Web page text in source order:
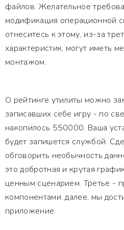
файлов. Желательное
модификация операционной
отнеситесь к этому, из-за
характеристик, могут иметь
монтажом.
О рейтинге утилиты можно
записавших себе игру - по
накопилось 550000. Ваша
будет запишется службой.
обговорить необычность
это добротная и крутая
ценным сценарием. Третье -
компонентами. далее, мы
приложение.